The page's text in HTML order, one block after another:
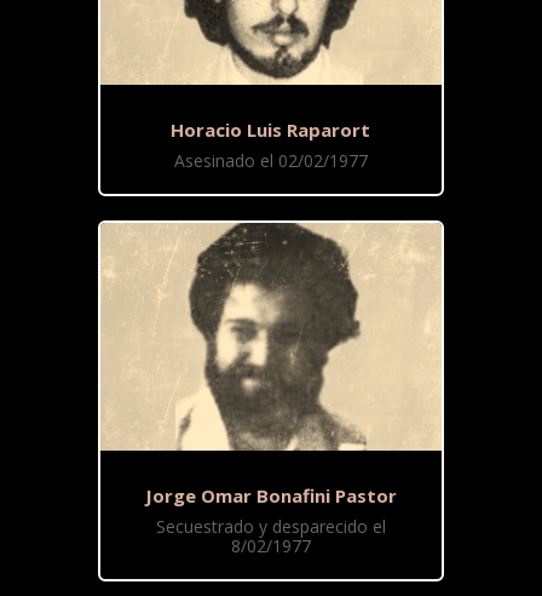
Horacio Luis Raparort
Asesinado el 02/02/1977
Jorge Omar Bonafini Pastor
Secuestrado y desparecido el
8/02/1977